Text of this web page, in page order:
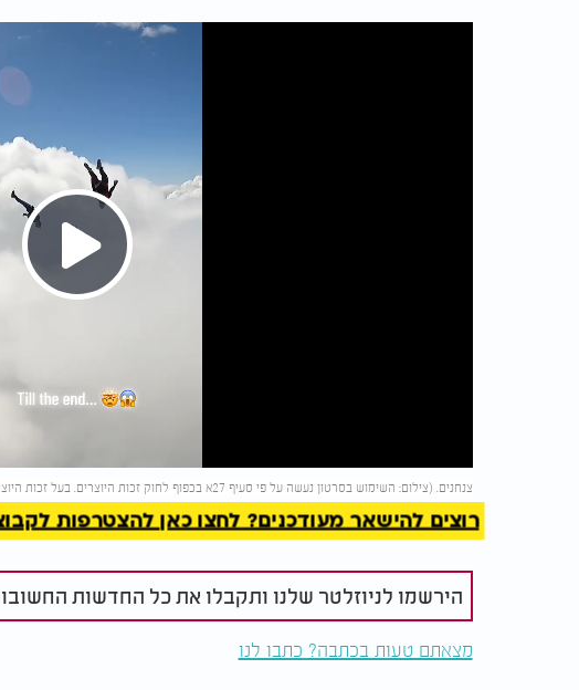
Play
Video
צנחנים. (צילום: השימוש בסרטון נעשה על פי סעיף 27א בכפוף לחוק זכות היוצרים. בעל זכות היוצרים זכאי לבקש את הסרת הסרטון מ-
רוצים להישאר מעודכנים? לחצו כאן להצטרפות לקבוצות
הירשמו לניוזלטר שלנו ותקבלו את כל החדשות
מצאתם טעות בכתבה? כתבו לנו